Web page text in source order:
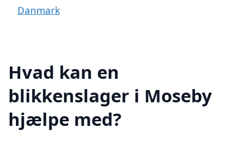
Danmark
Hvad kan en
blikkenslager i Moseby
hjælpe med?